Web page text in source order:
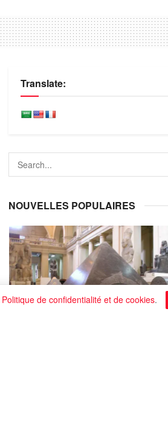
Translate:
NOUVELLES POPULAIRES
Politique de confidentialité et de cookies.